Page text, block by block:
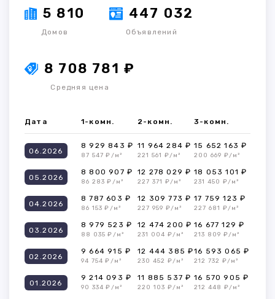
5 810
Домов
447 032
Объявлений
8 708 781 ₽
Средняя цена
Дата 1-комн. 2-комн. 3-комн.
06.2026
8 929 843 ₽
87 547 ₽/м²
11 964 284 ₽
221 561 ₽/м²
15 652 163 ₽
200 669 ₽/м²
05.2026
8 800 907 ₽
86 283 ₽/м²
12 278 029 ₽
227 371 ₽/м²
18 053 101 ₽
231 450 ₽/м²
04.2026
8 787 603 ₽
86 153 ₽/м²
12 309 773 ₽
227 959 ₽/м²
17 759 123 ₽
227 681 ₽/м²
03.2026
8 979 523 ₽
88 035 ₽/м²
12 474 200 ₽
231 004 ₽/м²
16 677 129 ₽
213 809 ₽/м²
02.2026
9 664 915 ₽
94 754 ₽/м²
12 444 385 ₽
230 452 ₽/м²
16 593 065 ₽
212 732 ₽/м²
01.2026
9 214 093 ₽
90 334 ₽/м²
11 885 537 ₽
220 103 ₽/м²
16 570 905 ₽
212 448 ₽/м²